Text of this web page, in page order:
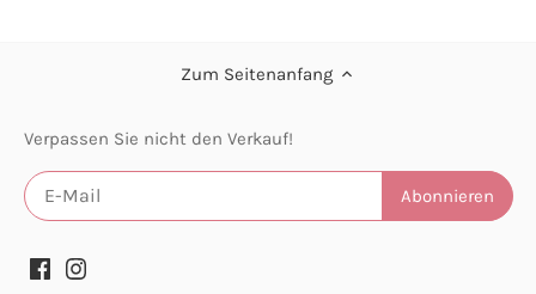
Zum Seitenanfang
Verpassen Sie nicht den Verkauf!